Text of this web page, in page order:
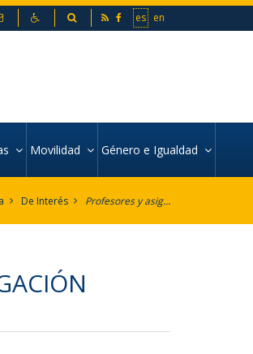
es en
Contacto AccesibilidadBuscador
Movilidad Género e Igualdad
De Interés Profesores y asignaturas por Departamento